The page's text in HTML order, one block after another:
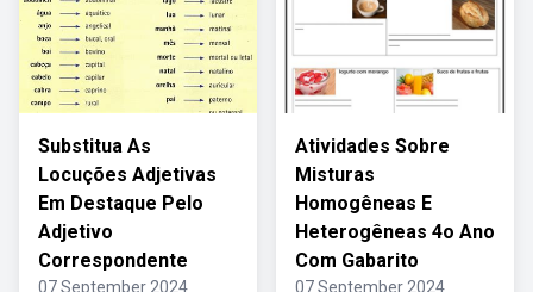
Substitua As
Locuções Adjetivas
Em Destaque Pelo
Adjetivo
Correspondente
07 September 2024
Atividades Sobre
Misturas
Homogêneas E
Heterogêneas 4o Ano
Com Gabarito
07 September 2024